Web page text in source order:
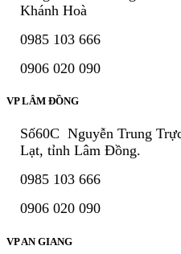
Khánh Hoà
0985 103 666
0906 020 090
VP LÂM ĐỒNG
Số60C Nguyễn Trung
Lạt, tỉnh Lâm Đồng.
0985 103 666
0906 020 090
VP AN GIANG